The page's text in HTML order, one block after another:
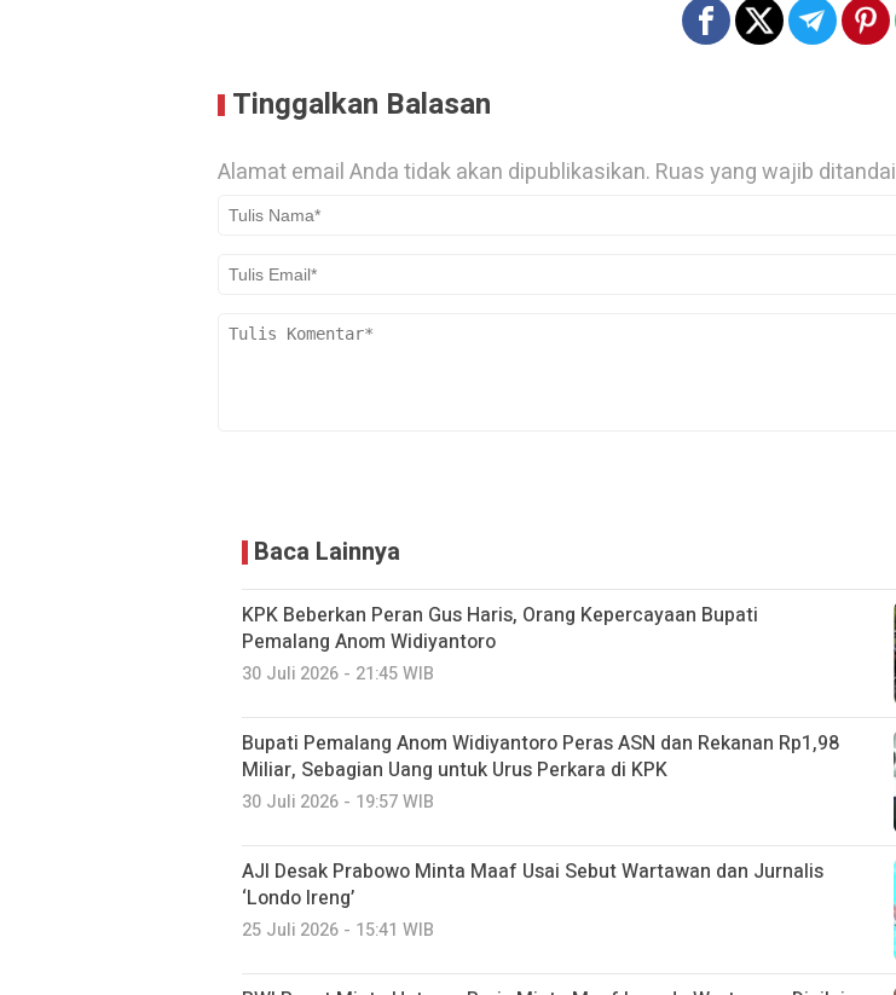
Tinggalkan Balasan
Alamat email Anda tidak akan dipublikasikan. Ruas yang wajib ditandai
Baca Lainnya
KPK Beberkan Peran Gus Haris, Orang Kepercayaan Bupati
Pemalang Anom Widiyantoro
30 Juli 2026 - 21:45 WIB
Bupati Pemalang Anom Widiyantoro Peras ASN dan Rekanan Rp1,98
Miliar, Sebagian Uang untuk Urus Perkara di KPK
30 Juli 2026 - 19:57 WIB
AJI Desak Prabowo Minta Maaf Usai Sebut Wartawan dan Jurnalis
‘Londo Ireng’
25 Juli 2026 - 15:41 WIB